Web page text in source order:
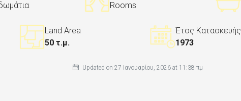
Rooms
Land Area
50 τ.μ.
Έτος Κατασκευής
1973
Updated on 27 Ιανουαρίου, 2026 at 11:38 πμ